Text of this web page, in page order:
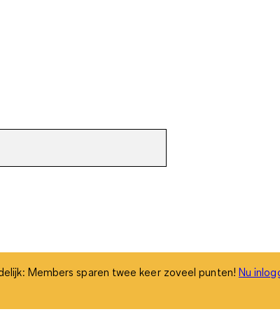
Members sparen twee keer zoveel punten! Nu